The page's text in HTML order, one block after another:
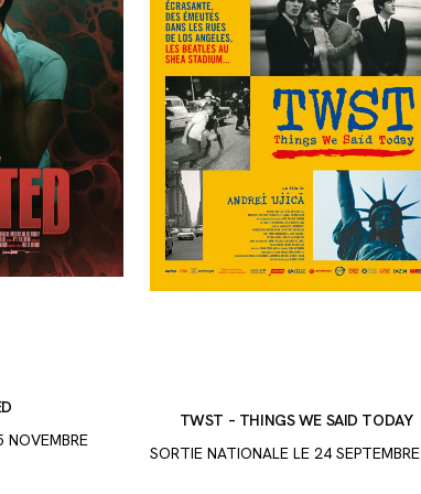
NOVEMBRE
TWST – THINGS WE SAID TODAY
SORTIE NATIONALE LE 24 SEPTEMBRE